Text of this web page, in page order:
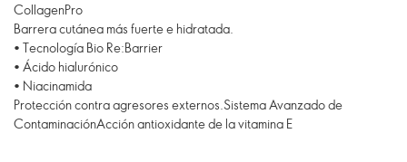
CollagenPro
Barrera cutánea más fuerte e hidratada.
• Tecnología Bio Re:Barrier
• Ácido hialurónico
• Niacinamida
Protección contra agresores externos.Sistema Avanzado de
ContaminaciónAcción antioxidante de la vitamina E